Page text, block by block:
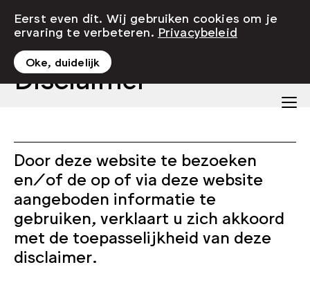
Disclaimer
Door deze website te bezoeken
en/of de op of via deze website
aangeboden informatie te
gebruiken, verklaart u zich akkoord
met de toepasselijkheid van deze
disclaimer.
Eerst even dit. Wij gebruiken cookies om je
ervaring te verbeteren. Privacybeleid
Oke, duidelijk